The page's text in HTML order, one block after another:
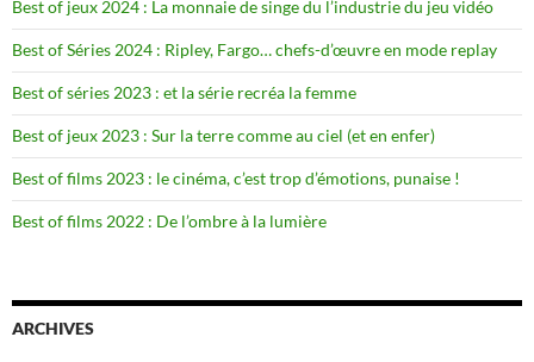
Best of jeux 2024 : La monnaie de singe du l’industrie du jeu vidéo
Best of Séries 2024 : Ripley, Fargo… chefs-d’œuvre en mode replay
Best of séries 2023 : et la série recréa la femme
Best of jeux 2023 : Sur la terre comme au ciel (et en enfer)
Best of films 2023 : le cinéma, c’est trop d’émotions, punaise !
Best of films 2022 : De l’ombre à la lumière
ARCHIVES